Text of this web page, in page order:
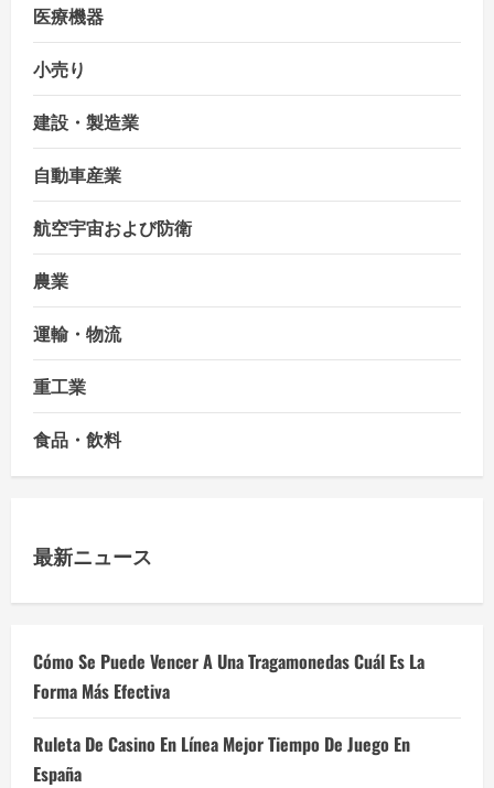
医療機器
小売り
建設・製造業
自動車産業
航空宇宙および防衛
農業
運輸・物流
重工業
食品・飲料
最新ニュース
Cómo Se Puede Vencer A Una Tragamonedas Cuál Es La
Forma Más Efectiva
Ruleta De Casino En Línea Mejor Tiempo De Juego En
España